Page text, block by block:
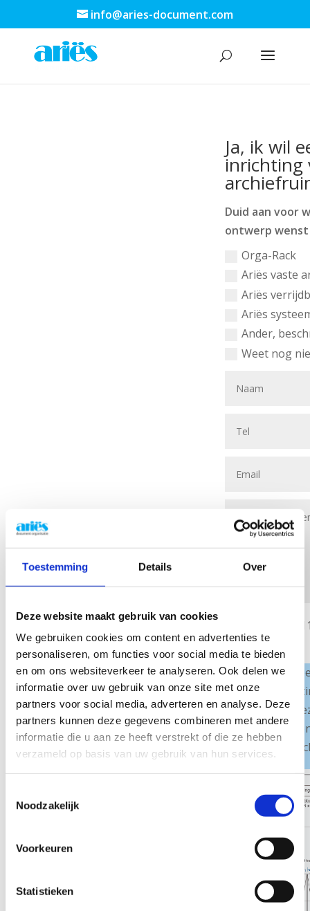
Toestemming Details Over
Deze website maakt gebruik van cookies
We gebruiken cookies om content en advertenties te
personaliseren, om functies voor social media te bieden
en om ons websiteverkeer te analyseren. Ook delen we
informatie over uw gebruik van onze site met onze
partners voor social media, adverteren en analyse. Deze
partners kunnen deze gegevens combineren met andere
informatie die u aan ze heeft verstrekt of die ze hebben
verzameld op basis van uw gebruik van hun services.
Noodzakelijk
Voorkeuren
Statistieken
info@aries-document.com
Ja, ik wil
inrichting
Duid aan voor
ontwerp
Orga-Rack
Ariës vaste
Ariës
Ariës
Ander,
Weet nog
3 +
Enkele
grondplan
persoonlijk
en van uw